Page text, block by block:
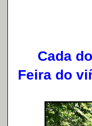
Cada
Feira do